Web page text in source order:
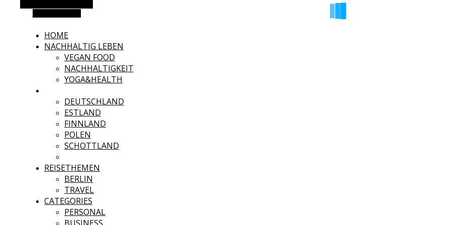
HOME
NACHHALTIG LEBEN
VEGAN FOOD
NACHHALTIGKEIT
YOGA&HEALTH
DEUTSCHLAND
ESTLAND
FINNLAND
POLEN
SCHOTTLAND
REISETHEMEN
BERLIN
TRAVEL
CATEGORIES
PERSONAL